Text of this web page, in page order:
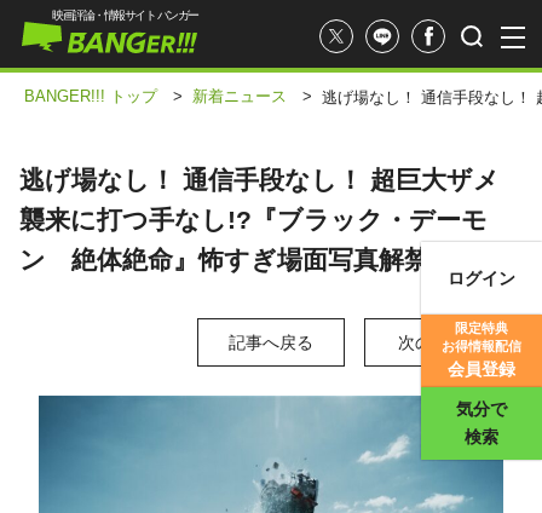
映画評価
映画評論・情報サイト バンガー
ログイン
限定特典
お得情報配信
会員登録
気分で
検索
BANGER!!! トップ > 新着ニュース > 逃げ場なし！ 通信手段なし！
逃げ場なし！ 通信手段なし！ 超巨大ザメ
襲来に打つ手なし!?『ブラック・デーモ
ン 絶体絶命』怖すぎ場面写真解禁
記事へ戻る 次の写真 >